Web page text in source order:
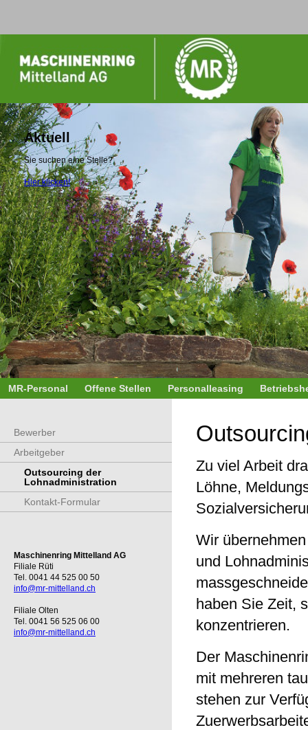
Aktuell
Sie suchen eine Stelle?
Hier klicken!
MR-Personal Offene Stellen Personalleasing
Bewerber
Arbeitgeber
Outsourcing der
Lohnadministration
Kontakt-Formular
Maschinenring Mittelland AG
Filiale Rüti
Tel. 0041 44 525 00 50
info@mr-mittelland.ch
Filiale Olten
Tel. 0041 56 525 06 00
info@mr-mittelland.ch
Zu viel Arbeit
Löhne,
Wir
und
haben Sie Zeit,
konzentrieren.
Der
mit mehreren
stehen zur